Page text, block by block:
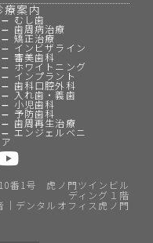
療案内
むし歯
歯周病治療
矯正治療
インビザライン
審美歯科
ホワイトニング
インプラント
歯科口腔外科
入れ歯・義歯
小児歯科
予防歯科
歯周再生治療
エンジェルベニ
ア
番1号 虎ノ門ツインビル
ディング１階
｜デンタルオフィス虎ノ門